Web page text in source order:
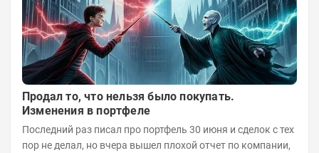
Продал то, что нельзя было покупать.
Изменения в портфеле
Последний раз писал про портфель 30 июня и сделок с тех
пор не делал, но вчера вышел плохой отчет по компании,